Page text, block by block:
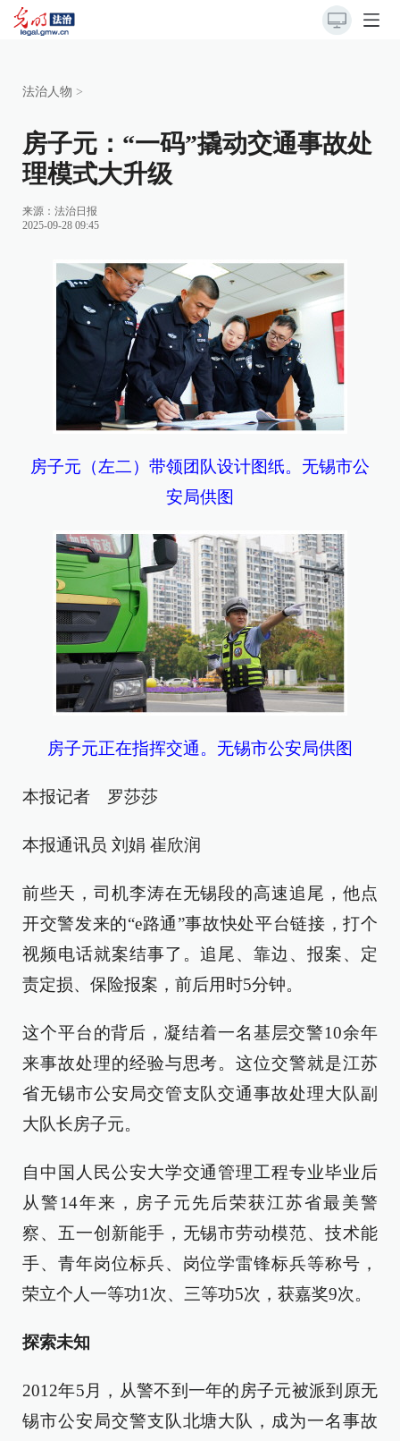
法治人物 >
房子元：“一码”撬动交通事故处
理模式大升级
来源： 法治日报
2025-09-28 09:45
房子元（左二）带领团队设计图纸。无锡市公
安局供图
房子元正在指挥交通。无锡市公安局供图
本报记者 罗莎莎
本报通讯员 刘娟 崔欣润
前些天，司机李涛在无锡段的高速追尾，他点
开交警发来的“e路通”事故快处平台链接，打个
视频电话就案结事了。追尾、靠边、报案、定
责定损、保险报案，前后用时5分钟。
这个平台的背后，凝结着一名基层交警10余年
来事故处理的经验与思考。这位交警就是江苏
省无锡市公安局交管支队交通事故处理大队副
大队长房子元。
自中国人民公安大学交通管理工程专业毕业后
从警14年来，房子元先后荣获江苏省最美警
察、五一创新能手，无锡市劳动模范、技术能
手、青年岗位标兵、岗位学雷锋标兵等称号，
荣立个人一等功1次、三等功5次，获嘉奖9次。
探索未知
2012年5月，从警不到一年的房子元被派到原无
锡市公安局交警支队北塘大队，成为一名事故